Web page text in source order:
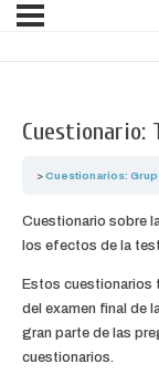
Cuestionario:
Cuestionarios:
Cuestionario sobre
los efectos de la
Estos cuestionarios
del examen final de
gran parte de las
cuestionarios.